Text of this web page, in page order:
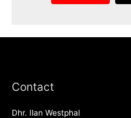
Contact
Dhr. Ilan Westphal